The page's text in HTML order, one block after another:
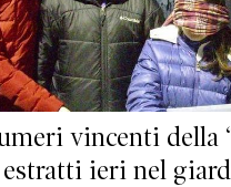
vincenti della
estratti ieri nel